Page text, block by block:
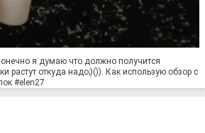
я думаю что должно получится
растут откуда надо;)()). Как использую обзор с
#elen27